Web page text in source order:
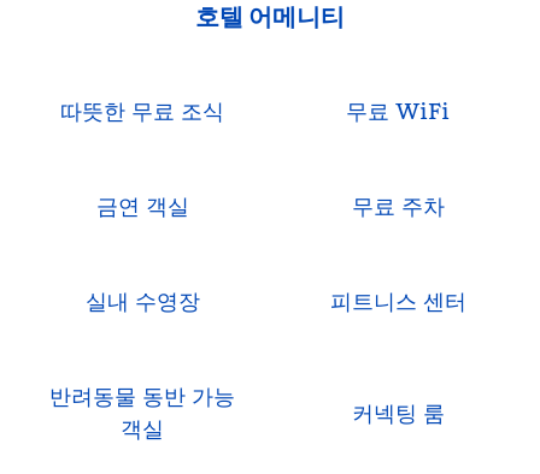
호텔 어메니티
따뜻한 무료 조식 무료 WiFi
금연 객실 무료 주차
실내 수영장 피트니스 센터
반려동물 동반 가능
객실
커넥팅 룸